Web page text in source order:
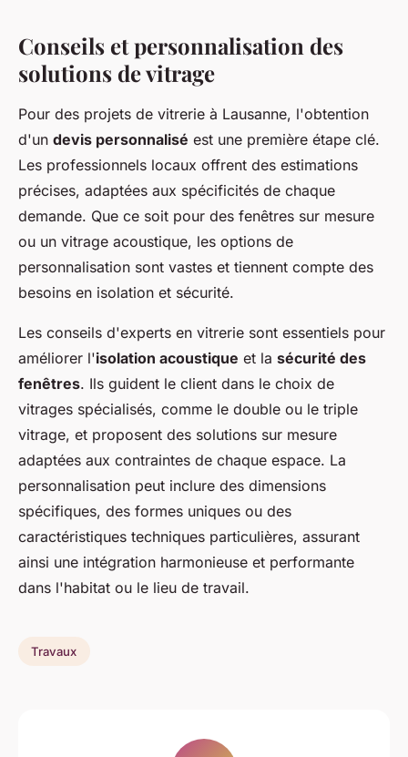
Conseils et personnalisation des
solutions de vitrage
Pour des projets de vitrerie à Lausanne, l'obtention
d'un devis personnalisé est une première étape clé.
Les professionnels locaux offrent des estimations
précises, adaptées aux spécificités de chaque
demande. Que ce soit pour des fenêtres sur mesure
ou un vitrage acoustique, les options de
personnalisation sont vastes et tiennent compte des
besoins en isolation et sécurité.
Les conseils d'experts en vitrerie sont essentiels pour
améliorer l'isolation acoustique et la sécurité des
fenêtres. Ils guident le client dans le choix de
vitrages spécialisés, comme le double ou le triple
vitrage, et proposent des solutions sur mesure
adaptées aux contraintes de chaque espace. La
personnalisation peut inclure des dimensions
spécifiques, des formes uniques ou des
caractéristiques techniques particulières, assurant
ainsi une intégration harmonieuse et performante
dans l'habitat ou le lieu de travail.
Travaux